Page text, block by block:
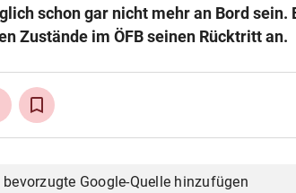
schon gar nicht mehr an Bord sein.
Zustände im ÖFB seinen Rücktritt an.
Google-Quelle hinzufügen